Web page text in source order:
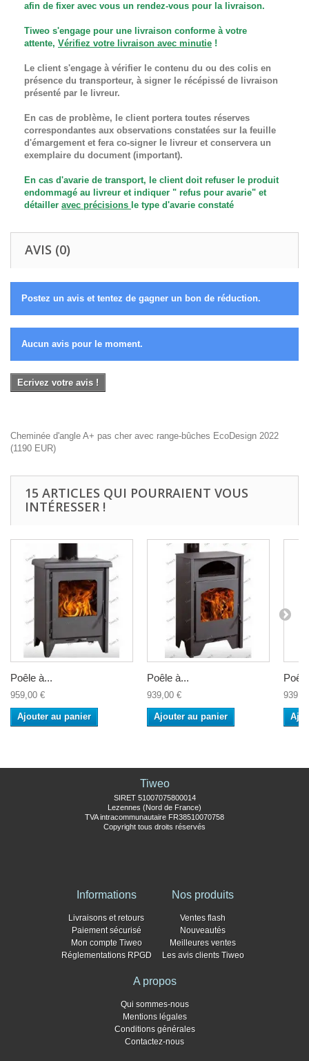
afin de fixer avec vous un rendez-vous pour la livraison.
Tiweo s'engage pour une livraison conforme à votre
attente, Vérifiez votre livraison avec minutie !
Le client s'engage à vérifier le contenu du ou des colis en
présence du transporteur, à signer le récépissé de livraison
présenté par le livreur.
En cas de problème, le client portera toutes réserves
correspondantes aux observations constatées sur la feuille
d'émargement et fera co-signer le livreur et conservera un
exemplaire du document (important).
En cas d'avarie de transport, le client doit refuser le produit
endommagé au livreur et indiquer " refus pour avarie" et
détailler avec précisions le type d'avarie constaté
AVIS (0)
Postez un avis et tentez de gagner un bon de réduction.
Aucun avis pour le moment.
Ecrivez votre avis !
Cheminée d'angle A+ pas cher avec range-bûches EcoDesign 2022
(1190 EUR)
15 ARTICLES QUI POURRAIENT VOUS
INTÉRESSER !
Poêle à...
959,00 €
Ajouter au panier
Poêle à...
939,00 €
Ajouter au panier
Tiweo
SIRET 51007075800014
Lezennes (Nord de France)
TVA intracommunautaire FR38510070758
Copyright tous droits réservés
Informations
Livraisons et retours
Paiement sécurisé
Mon compte Tiweo
Réglementations RPGD
Nos produits
Ventes flash
Nouveautés
Meilleures ventes
Les avis clients Tiweo
A propos
Qui sommes-nous
Mentions légales
Conditions générales
Contactez-nous